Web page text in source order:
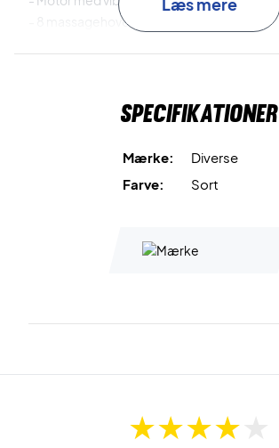
- 8 massagehoveder
Specifikationer
Mærke:
Diverse
Farve:
Sort